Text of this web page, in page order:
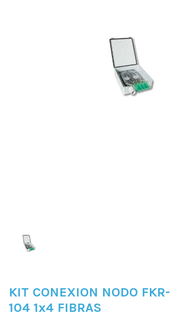
KIT CONEXION NODO FKR-
104 1x4 FIBRAS